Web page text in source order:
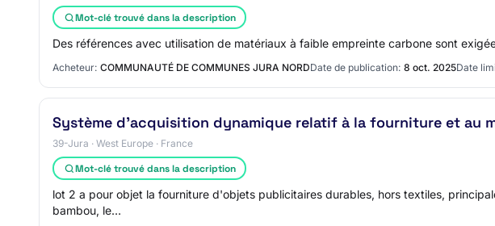
Mot-clé trouvé dans la description
Des références avec utilisation de matériaux à faible empreinte carbone sont
Acheteur: COMMUNAUTÉ DE COMMUNES JURA NORDDate de publication: 8 oct. 2025Date
Système d'acquisition dynamique relatif à la fourniture et au
39-Jura · West Europe · France
Mot-clé trouvé dans la description
lot 2 a pour objet la fourniture d'objets publicitaires durables, hors textiles,
bambou, le…